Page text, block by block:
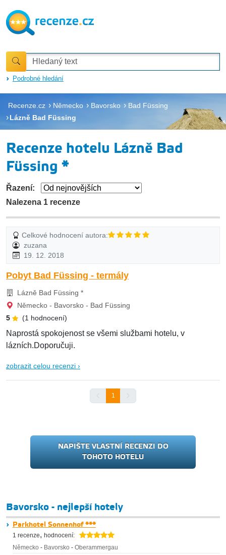
Podrobné hledání
Recenze.cz Německo Bavorsko
Bad Füssing
Lázně Bad Füssing
Recenze hotelu Lázně Bad
Füssing *
Nalezena 1 recenze
Řazení:
Celkové hodnocení autora:
zuzana
19. 12. 2018
Pobyt Bad Füssing - termály
Lázně Bad Füssing *
Německo - Bavorsko - Bad Füssing
5
(1 hodnocení)
Naprostá spokojenost se všemi službami hotelu, v
lázních.Doporučuji.
zobrazit celou recenzi ›
1
NAPIŠTE VLASTNÍ RECENZI DO
TOHOTO HOTELU
Bavorsko - nejlepší hotely
Parkhotel Sonnenhof ***
1 recenze, hodnocení:
Německo - Bavorsko - Oberammergau